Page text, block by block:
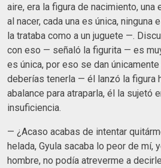
aire, era la figura de nacimiento,
al nacer, cada una es única, ninguna
la trataba como a un juguete —.
con eso — señaló la figurita — es
es única, por eso se dan
deberías tenerla — él lanzó la figura
abalance para atraparla, él la sujetó
insuficiencia.
— ¿Acaso acabas de intentar
helada, Gyula sacaba lo peor de mí,
hombre, no podía atreverme a